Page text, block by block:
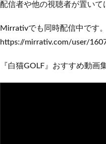
配信者や他の視聴者が置いて
Mirrativでも同時配信中です。
https://mirrativ.com/user/
『白猫GOLF』おすすめ動画